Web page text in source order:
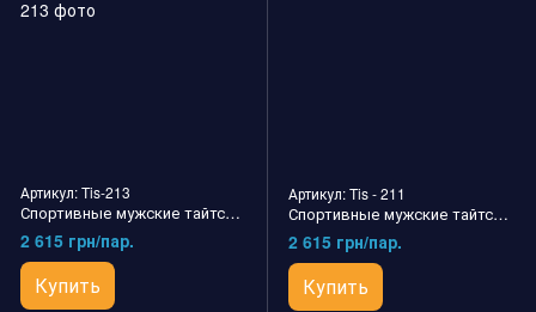
Артикул: Tis-213
Спортивные мужские тайтсы Smart Tights (Burgundy) Gorilla Wear
2 615 грн/пар.
Купить
Артикул: Tis - 211
Спортивные мужские тайтсы Smart Tights (Gray) Gorilla Wear
2 615 грн/пар.
Купить